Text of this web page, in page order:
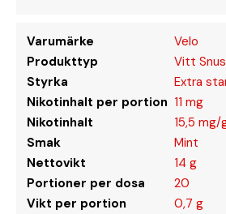
Varumärke
Velo
Produkttyp
Vitt Snus
Styrka
Extra
Nikotinhalt per portion 11 mg
Nikotinhalt
15,5 mg/
Smak
Mint
Nettovikt
14 g
Portioner per dosa
20
Vikt per portion
0,7 g